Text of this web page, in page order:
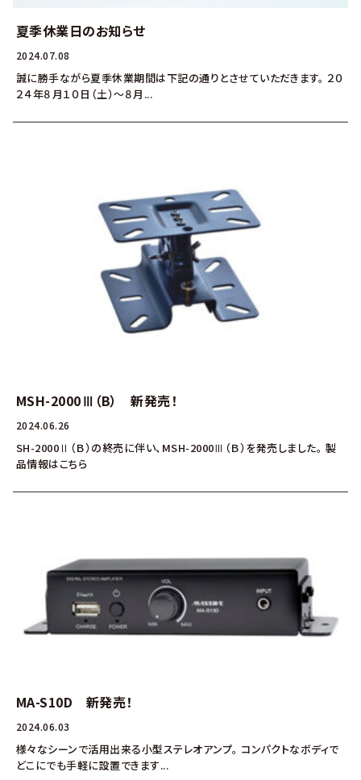
夏季休業日のお知らせ
2024.07.08
誠に勝手ながら夏季休業期間は下記の通りとさせていただきます。 ２０
２４年８月１０日（土）～８月...
MSH-2000Ⅲ（B） 新発売！
2024.06.26
SH-2000Ⅱ（Ｂ）の終売に伴い、MSH-2000Ⅲ（Ｂ）を発売しました。 製
品情報はこちら
MA-S10D 新発売！
2024.06.03
様々なシーンで活用出来る小型ステレオアンプ。 コンパクトなボディで
どこにでも手軽に設置できます...